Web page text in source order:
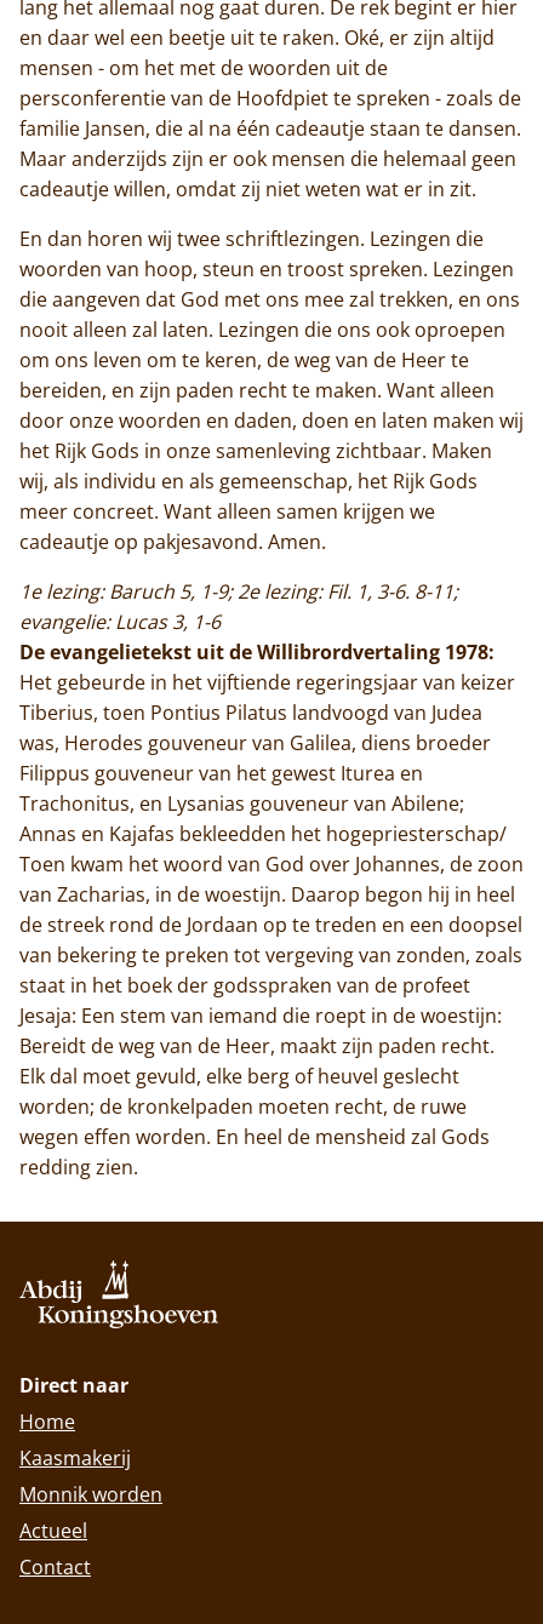
lang het allemaal nog gaat duren. De rek begint er hier
en daar wel een beetje uit te raken. Oké, er zijn altijd
mensen - om het met de woorden uit de
persconferentie van de Hoofdpiet te spreken - zoals de
familie Jansen, die al na één cadeautje staan te dansen.
Maar anderzijds zijn er ook mensen die helemaal geen
cadeautje willen, omdat zij niet weten wat er in zit.
En dan horen wij twee schriftlezingen. Lezingen die
woorden van hoop, steun en troost spreken. Lezingen
die aangeven dat God met ons mee zal trekken, en ons
nooit alleen zal laten. Lezingen die ons ook oproepen
om ons leven om te keren, de weg van de Heer te
bereiden, en zijn paden recht te maken. Want alleen
door onze woorden en daden, doen en laten maken wij
het Rijk Gods in onze samenleving zichtbaar. Maken
wij, als individu en als gemeenschap, het Rijk Gods
meer concreet. Want alleen samen krijgen we
cadeautje op pakjesavond. Amen.
1e lezing: Baruch 5, 1-9; 2e lezing: Fil. 1, 3-6. 8-11;
evangelie: Lucas 3, 1-6
De evangelietekst uit de Willibrordvertaling 1978:
Het gebeurde in het vijftiende regeringsjaar van keizer
Tiberius, toen Pontius Pilatus landvoogd van Judea
was, Herodes gouveneur van Galilea, diens broeder
Filippus gouveneur van het gewest Iturea en
Trachonitus, en Lysanias gouveneur van Abilene;
Annas en Kajafas bekleedden het hogepriesterschap/
Toen kwam het woord van God over Johannes, de zoon
van Zacharias, in de woestijn. Daarop begon hij in heel
de streek rond de Jordaan op te treden en een doopsel
van bekering te preken tot vergeving van zonden, zoals
staat in het boek der godsspraken van de profeet
Jesaja: Een stem van iemand die roept in de woestijn:
Bereidt de weg van de Heer, maakt zijn paden recht.
Elk dal moet gevuld, elke berg of heuvel geslecht
worden; de kronkelpaden moeten recht, de ruwe
wegen effen worden. En heel de mensheid zal Gods
redding zien.
Direct naar
Home
Kaasmakerij
Monnik worden
Actueel
Contact